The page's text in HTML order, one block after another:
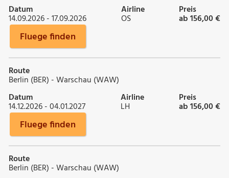
Datum
14.09.2026 - 17.09.2026
Airline
OS
Preis
ab 156,00 €
Fluege finden
Route
Berlin (BER) - Warschau (WAW)
Datum
14.12.2026 - 04.01.2027
Airline
LH
Preis
ab 156,00 €
Fluege finden
Route
Berlin (BER) - Warschau (WAW)